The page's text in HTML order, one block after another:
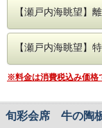
仕
い
※掲
「
【プ
呑海
１泊
季節
出汁
ほっ
春
【瀬戸内海眺望】
【瀬戸内海眺望】
※料金は消費税込み価格
旬彩会席 牛の陶